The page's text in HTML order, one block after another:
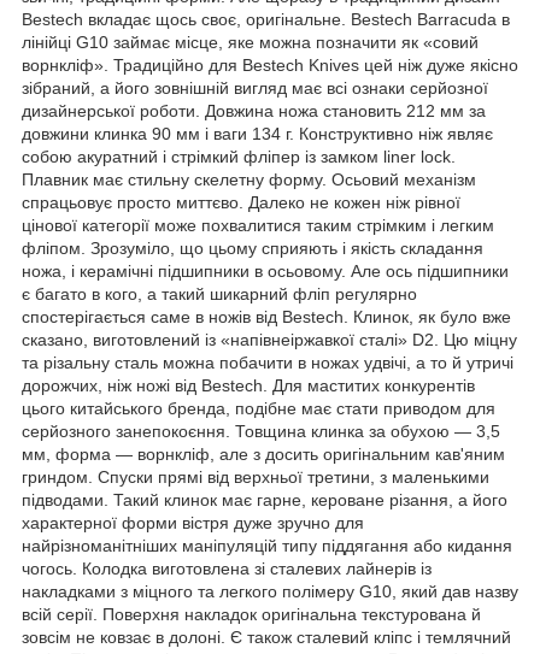
Bestech вкладає щось своє, оригінальне. Bestech Barracuda в
лінійці G10 займає місце, яке можна позначити як «совий
ворнкліф». Традиційно для Bestech Knives цей ніж дуже якісно
зібраний, а його зовнішній вигляд має всі ознаки серйозної
дизайнерської роботи. Довжина ножа становить 212 мм за
довжини клинка 90 мм і ваги 134 г. Конструктивно ніж являє
собою акуратний і стрімкий фліпер із замком liner lock.
Плавник має стильну скелетну форму. Осьовий механізм
спрацьовує просто миттєво. Далеко не кожен ніж рівної
цінової категорії може похвалитися таким стрімким і легким
фліпом. Зрозуміло, що цьому сприяють і якість складання
ножа, і керамічні підшипники в осьовому. Але ось підшипники
є багато в кого, а такий шикарний фліп регулярно
спостерігається саме в ножів від Bestech. Клинок, як було вже
сказано, виготовлений із «напівнеіржавкої сталі» D2. Цю міцну
та різальну сталь можна побачити в ножах удвічі, а то й утричі
дорожчих, ніж ножі від Bestech. Для маститих конкурентів
цього китайського бренда, подібне має стати приводом для
серйозного занепокоєння. Товщина клинка за обухою — 3,5
мм, форма — ворнкліф, але з досить оригінальним кав'яним
гриндом. Спуски прямі від верхньої третини, з маленькими
підводами. Такий клинок має гарне, кероване різання, а його
характерної форми вістря дуже зручно для
найрізноманітніших маніпуляцій типу піддягання або кидання
чогось. Колодка виготовлена зі сталевих лайнерів із
накладками з міцного та легкого полімеру G10, який дав назву
всій серії. Поверхня накладок оригінальна текстурована й
зовсім не ковзає в долоні. Є також сталевий кліпс і темлячний